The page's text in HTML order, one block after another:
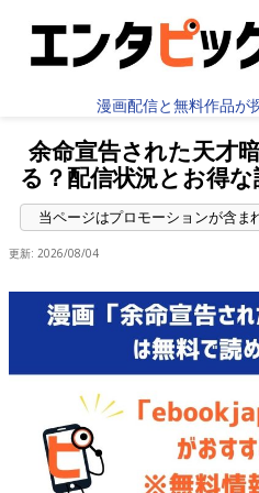
漫画配信と無料作品が
余命宣告された天才
る？配信状況とお得
更新: 2026/08/04